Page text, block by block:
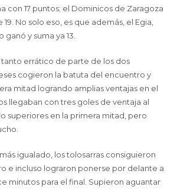
con 17 puntos; el Dominicos de Zaragoza
No solo eso, es que además, el Egia,
y suma ya 13.
tanto errático de parte de los dos
cogieron la batuta del encuentro y
mitad logrando amplias ventajas en el
llegaban con tres goles de ventaja al
superiores en la primera mitad, pero
igualado, los tolosarras consiguieron
e incluso lograron ponerse por delante a
minutos para el final. Supieron aguantar